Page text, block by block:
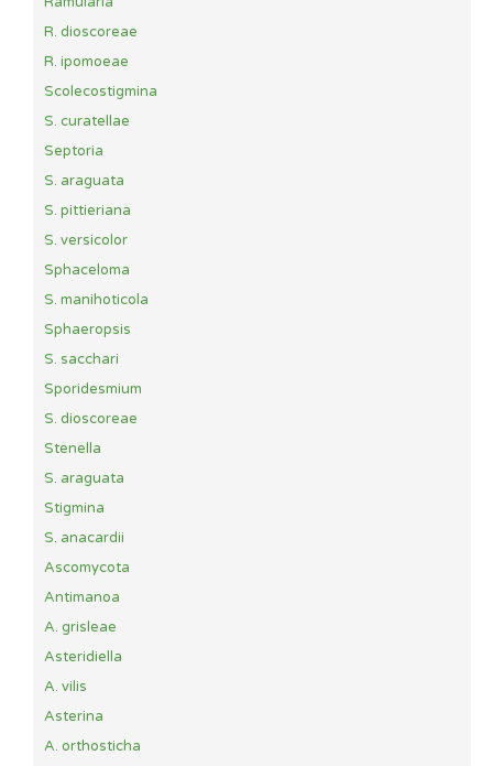
R. dioscoreae
R. ipomoeae
Scolecostigmina
S. curatellae
Septoria
S. araguata
S. pittieriana
S. versicolor
Sphaceloma
S. manihoticola
Sphaeropsis
S. sacchari
Sporidesmium
S. dioscoreae
Stenella
S. araguata
Stigmina
S. anacardii
Ascomycota
Antimanoa
A. grisleae
Asteridiella
A. vilis
Asterina
A. orthosticha